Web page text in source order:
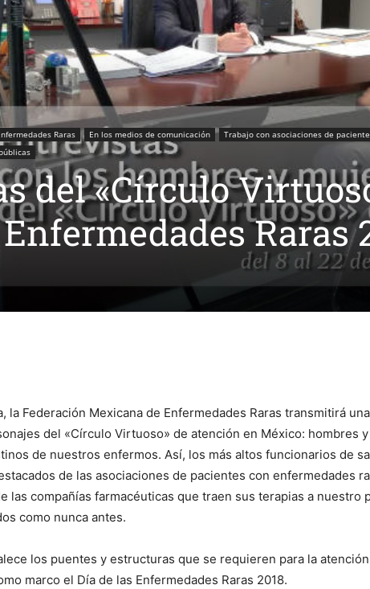
Raras En los medios de comunicación Trabajo con asociaciones de
del «Círculo
Raras
la Federación Mexicana de Enfermedades Raras transmitirá una
del «Círculo Virtuoso» de atención en México: hombres y
de nuestros enfermos. Así, los más altos funcionarios de
de las asociaciones de pacientes con enfermedades
las compañías farmacéuticas que traen sus terapias a nuestro
como nunca antes.
los puentes y estructuras que se requieren para la
marco el Día de las Enfermedades Raras 2018.